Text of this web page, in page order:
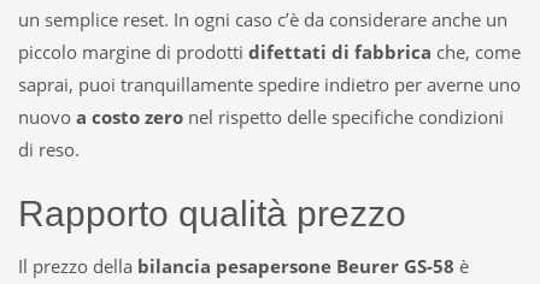
un semplice reset. In ogni caso c’è da considerare anche un
piccolo margine di prodotti difettati di fabbrica che, come
saprai, puoi tranquillamente spedire indietro per averne uno
nuovo a costo zero nel rispetto delle specifiche condizioni
di reso.
Rapporto qualità prezzo
Il prezzo della bilancia pesapersone Beurer GS-58 è